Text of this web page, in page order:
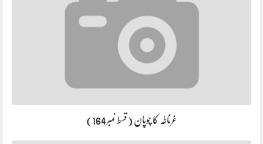
غرناطہ کا چوپان (قسط نمبر164)